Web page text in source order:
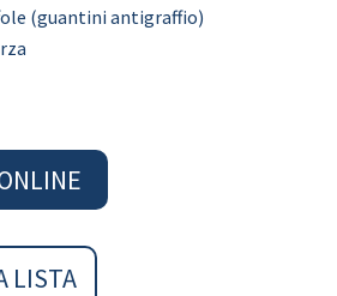
(guantini antigraffio)
LISTA